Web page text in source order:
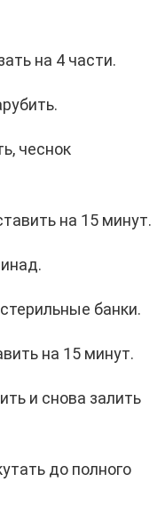
на 4 части.
чеснок
на 15 минут.
банки.
на 15 минут.
и снова залить
до полного